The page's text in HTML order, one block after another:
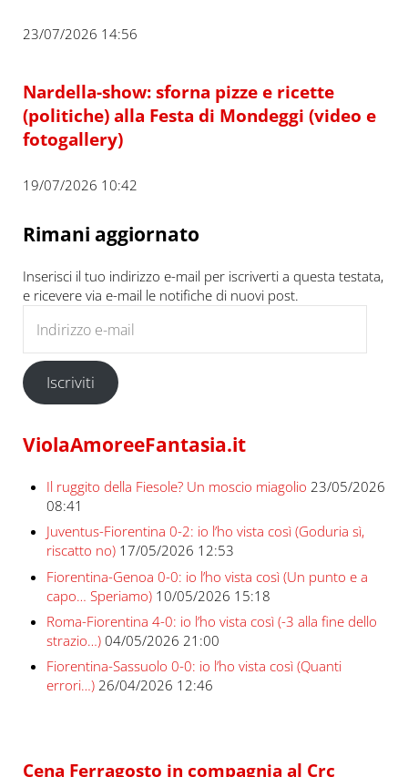
23/07/2026 14:56
Nardella-show: sforna pizze e ricette
(politiche) alla Festa di Mondeggi (video e
fotogallery)
19/07/2026 10:42
Rimani aggiornato
Inserisci il tuo indirizzo e-mail per iscriverti a questa testata,
e ricevere via e-mail le notifiche di nuovi post.
Iscriviti
ViolaAmoreeFantasia.it
Il ruggito della Fiesole? Un moscio miagolio 23/05/2026
08:41
Juventus-Fiorentina 0-2: io l’ho vista così (Goduria sì,
riscatto no) 17/05/2026 12:53
Fiorentina-Genoa 0-0: io l’ho vista così (Un punto e a
capo… Speriamo) 10/05/2026 15:18
Roma-Fiorentina 4-0: io l’ho vista così (-3 alla fine dello
strazio…) 04/05/2026 21:00
Fiorentina-Sassuolo 0-0: io l’ho vista così (Quanti
errori…) 26/04/2026 12:46
Cena Ferragosto in compagnia al Crc